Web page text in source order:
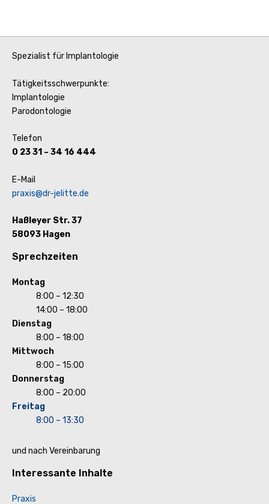
Spezialist für Implantologie
Tätigkeitsschwerpunkte:
Implantologie
Parodontologie
Telefon
0 23 31 – 34 16 444
E-Mail
praxis@dr-jelitte.de
Haßleyer Str. 37
58093 Hagen
Sprechzeiten
Montag
8:00 – 12:30
14:00 – 18:00
Dienstag
8:00 – 18:00
Mittwoch
8:00 – 15:00
Donnerstag
8:00 – 20:00
Freitag
8:00 – 13:30
und nach Vereinbarung
Interessante Inhalte
Praxis